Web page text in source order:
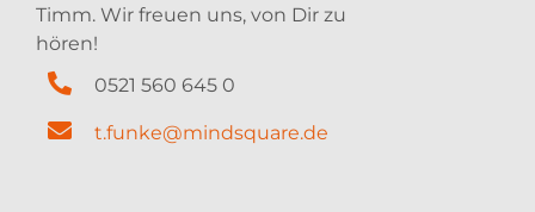
Timm. Wir freuen uns, von Dir zu
hören!
0521 560 645 0
t.funke@mindsquare.de